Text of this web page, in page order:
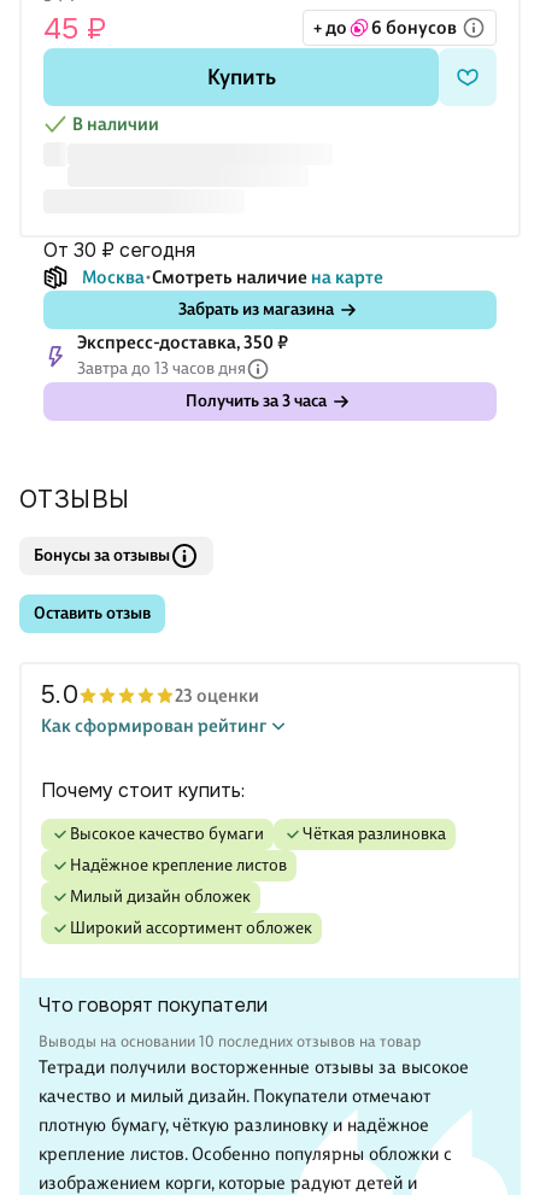
45 ₽ + до 6 бонусов
Купить
В наличии
от 30 ₽ сегодня
Москва Смотреть наличие на карте
Забрать из магазина
Экспресс-доставка, 350 ₽
Завтра до 13 часов дня
Получить за 3 часа
ОТЗЫВЫ
Бонусы за отзывы
Оставить отзыв
5.0
23 оценки
Как сформирован рейтинг
Почему стоит купить:
высокое качество бумаги
чёткая разлиновка
надёжное крепление листов
милый дизайн обложек
широкий ассортимент обложек
Что говорят покупатели
Выводы на основании 10 последних отзывов на товар
Тетради получили восторженные отзывы за высокое
качество и милый дизайн. Покупатели отмечают
плотную бумагу, чёткую разлиновку и надёжное
крепление листов. Особенно популярны обложки с
изображением корги, которые радуют детей и